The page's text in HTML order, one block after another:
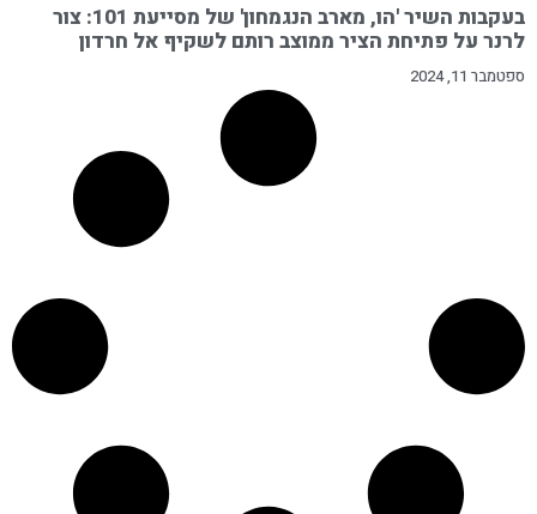
בעקבות השיר 'הו, מארב הנגמחון' של מסייעת 101: צור
לרנר על פתיחת הציר ממוצב רותם לשקיף אל חרדון
ספטמבר 11, 2024